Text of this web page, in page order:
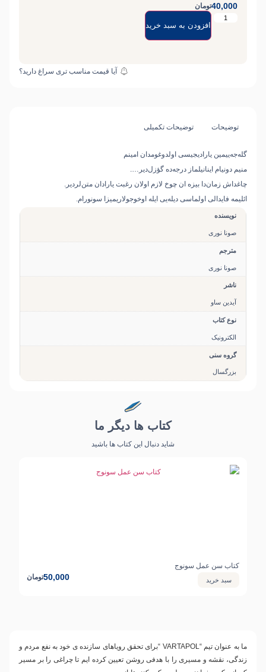
40,000تومان
افزودن به سبد خرید
آیا قیمت مناسب تری سراغ دارید؟
توضیحات توضیحات تکمیلی
گله‌جه‌ییمین یارادیجیسی اولدوغومدان امینم
منیم دونیام اینانیلماز درجه‌ده گؤزل‌دیر….
چاغداش زمان‌دا بیزه ان چوخ لازم اولان رغبت یارادان متن‌لردیر.
ائلیمه فایدالی اولماسی دیله‌یی ایله اوخوجولاریمیزا سونورام.
نویسنده
صونا نوری
مترجم
صونا نوری
ناشر
آیدین‌ ساو
نوع کتاب
الکترونیک
گروه سنی
بزرگسال
کتاب ها دیگر ما
شاید دنبال این کتاب ها باشید
کتاب سن عمل سونوج
سبد خرید 50,000تومان
ما به عنوان تیم“VARTAPOL “
برای تحقق رویاهای سازنده ی خود به نفع مردم و
زندگی، نقشه و مسیری را با هدفی روشن تعیین کرده ایم تا چراغی را بر مسیر